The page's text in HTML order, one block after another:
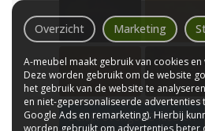
Bekijk overige 13 kleuren
Overzicht Marketing
A-meubel maakt gebruik van cookies
Deze worden gebruikt om de website
het gebruik van de website te
en niet-gepersonaliseerde
Google Ads en remarketing). Hierbij
worden gebruikt om advertenties beter